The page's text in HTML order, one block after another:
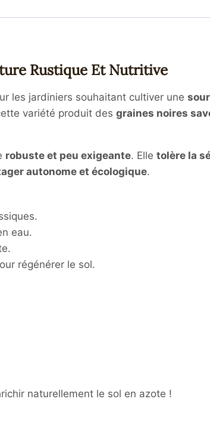
Rustique Et Nutritive
les jardiniers souhaitant cultiver une
variété produit des graines noires
robuste et peu exigeante. Elle tolère la
autonome et écologique.
eau.
régénérer le sol.
naturellement le sol en azote !